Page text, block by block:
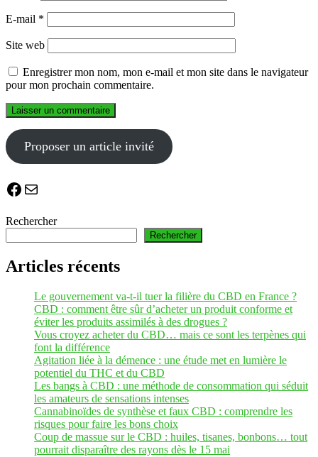
E-mail *
Site web
Enregistrer mon nom, mon e-mail et mon site dans le navigateur
pour mon prochain commentaire.
Proposer un article invité
Facebook
E-mail
Rechercher
Rechercher
Articles récents
Le gouvernement va-t-il tuer la filière du CBD en France ?
CBD : comment être sûr d’acheter un produit conforme et
éviter les produits assimilés à des drogues ?
Vous croyez acheter du CBD… mais ce sont les terpènes qui
font la différence
Agitation liée à la démence : une étude met en lumière le
potentiel du THC et du CBD
Les bangs à CBD : une méthode de consommation qui séduit
les amateurs de sensations intenses
Cannabinoïdes de synthèse et faux CBD : comprendre les
risques pour faire les bons choix
Coup de massue sur le CBD : huiles, tisanes, bonbons… tout
pourrait disparaître des rayons dès le 15 mai